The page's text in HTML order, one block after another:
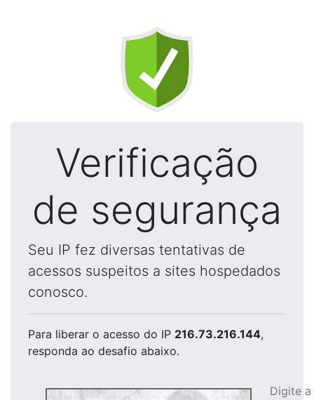
Verificação
de segurança
Seu IP fez diversas tentativas de
acessos suspeitos a sites hospedados
conosco.
Para liberar o acesso do IP 216.73.216.144,
responda ao desafio abaixo.
Digite